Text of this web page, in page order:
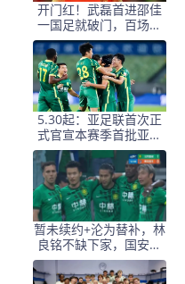
开门红！武磊首进邵佳
一国足就破门，百场里
程碑稳了
5.30起：亚足联首次正
式官宣本赛季首批亚冠
精英赛准入名单
暂未续约+沦为替补，林
良铭不缺下家，国安留
第6外援踢亚冠，孔特差
个进球